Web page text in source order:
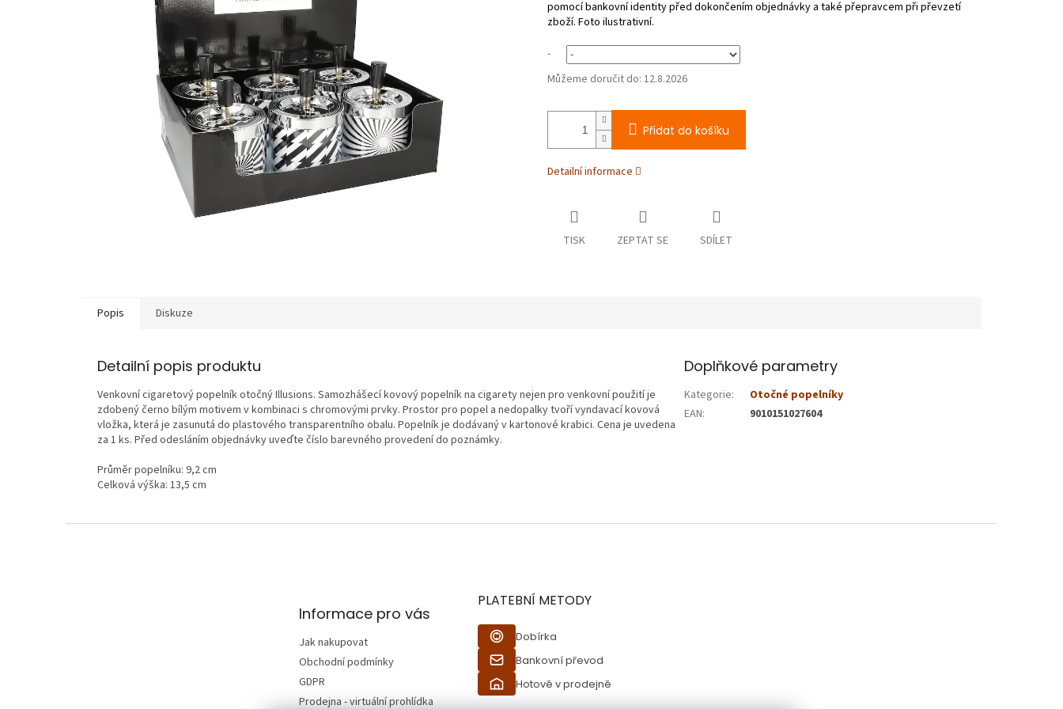
-
Můžeme doručit do: 12.8.2026
Přidat do košíku
Detailní informace
TISK ZEPTAT SE SDÍLET
Popis Diskuze
Detailní popis produktu
Venkovní cigaretový popelník otočný Illusions. Samozhášecí kovový popelník na cigarety nejen pro venkovní použití je
zdobený černo bílým motivem v kombinaci s chromovými prvky. Prostor pro popel a nedopalky tvoří vyndavací kovová
vložka, která je zasunutá do plastového transparentního obalu. Popelník je dodávaný v kartonové krabici. Cena je uvedena
za 1 ks. Před odesláním objednávky uveďte číslo barevného provedení do poznámky.
Průměr popelníku: 9,2 cm
Celková výška: 13,5 cm
Doplňkové parametry
Kategorie:
Otočné popelníky
EAN: 9010151027604
Informace pro vás
Jak nakupovat
Obchodní podmínky
GDPR
Prodejna - virtuální prohlídka
PLATEBNÍ METODY
Dobírka
Bankovní převod
Hotově v prodejně